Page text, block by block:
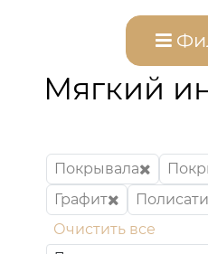
Мягкий
Покрывала
Графит
Очистить все